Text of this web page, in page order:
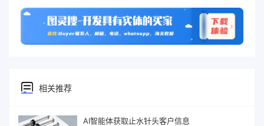
相关推荐
AI智能体获取止水针头客户信息